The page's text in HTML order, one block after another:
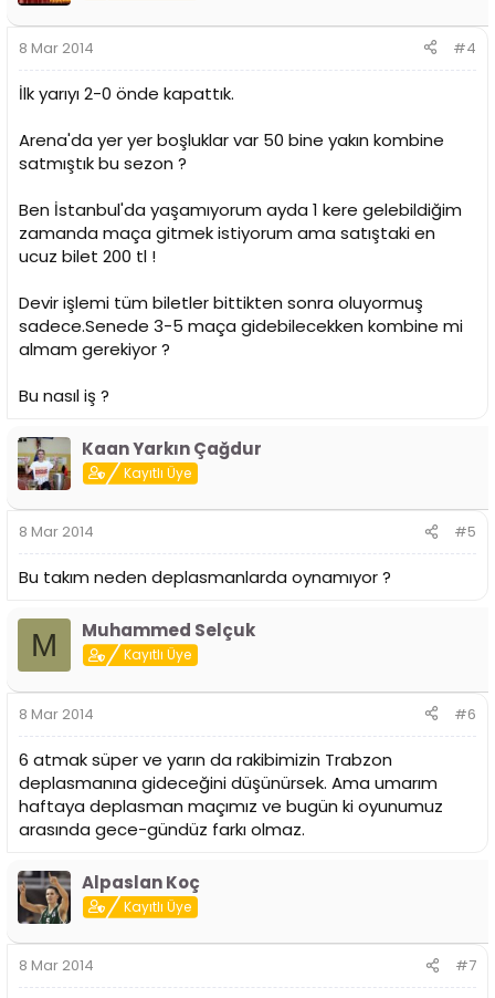
8 Mar 2014 #4
İlk yarıyı 2-0 önde kapattık.
Arena'da yer yer boşluklar var 50 bine yakın kombine
satmıştık bu sezon ?
Ben İstanbul'da yaşamıyorum ayda 1 kere gelebildiğim
zamanda maça gitmek istiyorum ama satıştaki en
ucuz bilet 200 tl !
Devir işlemi tüm biletler bittikten sonra oluyormuş
sadece.Senede 3-5 maça gidebilecekken kombine mi
almam gerekiyor ?
Bu nasıl iş ?
Kaan Yarkın Çağdur
Kayıtlı Üye
8 Mar 2014 #5
Bu takım neden deplasmanlarda oynamıyor ?
M Muhammed Selçuk
Kayıtlı Üye
8 Mar 2014 #6
6 atmak süper ve yarın da rakibimizin Trabzon
deplasmanına gideceğini düşünürsek. Ama umarım
haftaya deplasman maçımız ve bugün ki oyunumuz
arasında gece-gündüz farkı olmaz.
Alpaslan Koç
Kayıtlı Üye
8 Mar 2014 #7